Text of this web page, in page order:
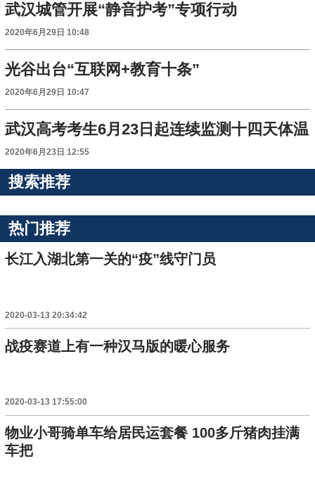
武汉城管开展“静音护考”专项行动
2020年6月29日 10:48
光谷出台“互联网+教育十条”
2020年6月29日 10:47
武汉高考考生6月23日起连续监测十四天体温
2020年6月23日 12:55
搜索推荐
热门推荐
长江入湖北第一关的“疫”线守门员
2020-03-13 20:34:42
战疫赛道上有一种汉马版的暖心服务
2020-03-13 17:55:00
物业小哥骑单车给居民运套餐 100多斤猪肉挂满
车把